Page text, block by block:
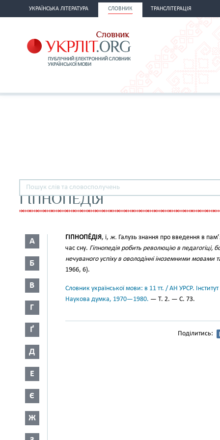
УКРАЇНСЬКА ЛІТЕРАТУРА СЛОВНИК ТРАНСЛІТЕРАЦІЯ
ГІПНОПЕДІЯ
А
Б
В
Г
Ґ
Д
Е
Є
Ж
ГІПНОПЕ́ДІЯ, ї, ж. Галузь знання про введення в
час сну. Гіпнопедія робить революцію в педагогіці,
нечуваного успіху в оволодінні іноземними
1966, 6).
Словник української мови: в 11 тт. / АН УРСР.
Наукова думка, 1970—1980. — Т. 2. — С. 73.
Поділитись: